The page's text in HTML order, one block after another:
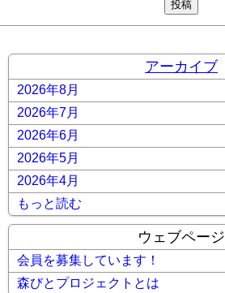
アーカイブ
2026年8月
2026年7月
2026年6月
2026年5月
2026年4月
もっと読む
ウェブページ
会員を募集しています！
森びとプロジェクトとは